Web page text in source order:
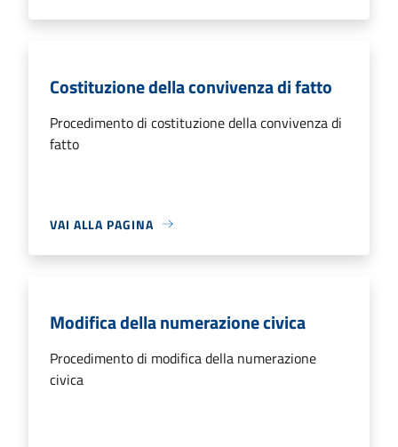
Costituzione della convivenza di fatto
Procedimento di costituzione della convivenza di
fatto
VAI ALLA PAGINA
Modifica della numerazione civica
Procedimento di modifica della numerazione
civica